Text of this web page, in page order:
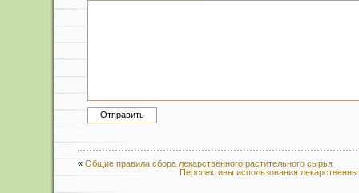
« Общие правила сбора лекарственного растительного сырья
Перспективы использования